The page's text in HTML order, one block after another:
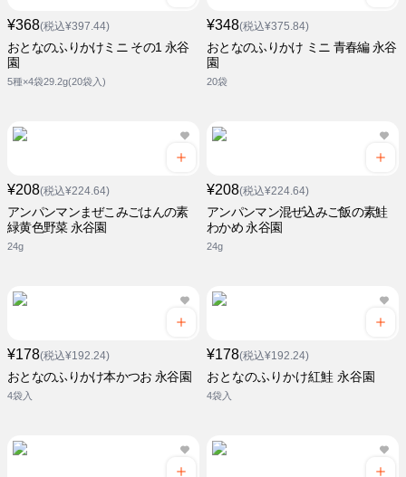
¥368(税込¥397.44)
おとなのふりかけミニ その1 永谷
園
5種×4袋29.2g(20袋入)
¥348(税込¥375.84)
おとなのふりかけ ミニ 青春編 永谷
園
20袋
¥208(税込¥224.64)
アンパンマンまぜこみごはんの素
緑黄色野菜 永谷園
24g
¥208(税込¥224.64)
アンパンマン混ぜ込みご飯の素鮭
わかめ 永谷園
24g
¥178(税込¥192.24)
おとなのふりかけ本かつお 永谷園
4袋入
¥178(税込¥192.24)
おとなのふりかけ紅鮭 永谷園
4袋入